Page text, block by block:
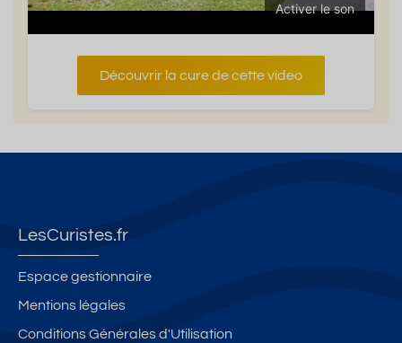
Activer le son
Découvrir la cure de cette video
LesCuristes.fr
Espace gestionnaire
Mentions légales
Conditions Générales d'Utilisation